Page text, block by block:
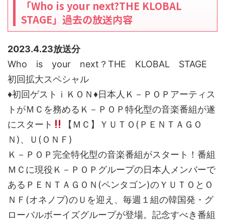
「Who is your next?THE KLOBAL
STAGE」過去の放送内容
2023.4.23放送分
Who is your next？THE KLOBAL STAGE
初回拡大スペシャル
♦初回ゲストｉＫＯＮ♦日本人Ｋ－ＰＯＰアーティス
トがＭＣを務めるＫ－ＰＯＰ特化型の音楽番組が遂
にスタート
【ＭＣ】ＹＵＴＯ(ＰＥＮＴＡＧＯ
Ｎ)、Ｕ(ＯＮＦ)
Ｋ－ＰＯＰ完全特化型の音楽番組がスタート！番組
ＭＣに現役Ｋ－ＰＯＰグループの日本人メンバーで
あるＰＥＮＴＡＧＯＮ(ペンタゴン)のＹＵＴＯとＯ
ＮＦ(オネノプ)のＵを迎え、毎週１組の韓国発・グ
ローバルボーイズグループが登場。記念すべき番組